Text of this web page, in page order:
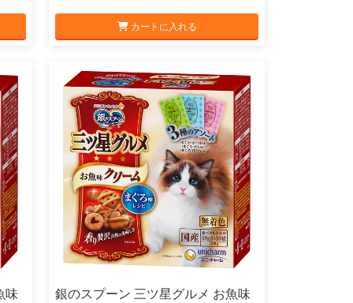
カートに入れる
味
銀のスプーン 三ツ星グルメ お魚味